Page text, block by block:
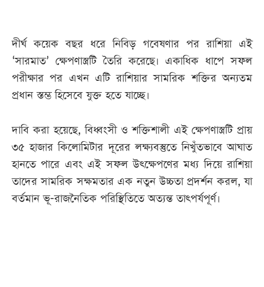
দীর্ঘ কয়েক বছর ধরে নিবিড় গবেষণার পর রাশিয়া এই
‘সারমাত’ ক্ষেপণাস্ত্রটি তৈরি করেছে। একাধিক ধাপে সফল
পরীক্ষার পর এখন এটি রাশিয়ার সামরিক শক্তির অন্যতম
প্রধান স্তম্ভ হিসেবে যুক্ত হতে যাচ্ছে।
দাবি করা হয়েছে, বিধ্বংসী ও শক্তিশালী এই ক্ষেপণাস্ত্রটি প্রায়
৩৫ হাজার কিলোমিটার দূরের লক্ষ্যবস্তুতে নিখুঁতভাবে আঘাত
হানতে পারে এবং এই সফল উৎক্ষেপণের মধ্য দিয়ে রাশিয়া
তাদের সামরিক সক্ষমতার এক নতুন উচ্চতা প্রদর্শন করল, যা
বর্তমান ভূ-রাজনৈতিক পরিস্থিতিতে অত্যন্ত তাৎপর্যপূর্ণ।